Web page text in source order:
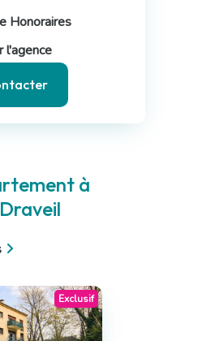
Honoraires
l'agence
à
Exclusif